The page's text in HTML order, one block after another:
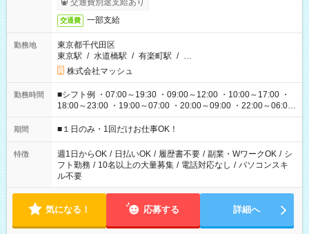
交通費別途支給あり
交通費 一部支給
勤務地
東京都千代田区
東京駅 / 水道橋駅 / 有楽町駅 / …
株式会社マッシュ
勤務時間
■シフト例 ・07:00～19:30 ・09:00～12:00 ・10:00～17:00 ・
18:00～23:00 ・19:00～07:00 ・20:00～09:00 ・22:00～06:00
etc ★最短で3時間で5,120円のお仕事から 15時間で2万円近く稼
げるお仕事も！ ご希望のお時間に合わせてご紹介！ ※シフトは
ください！
期間 ■１日のみ・1回だけお仕事OK！
特徴 週1日からOK / 日払いOK / 履歴書不要 / 副業・WワークOK / シ
フト勤務 / 10名以上の大量募集 / 電話対応なし / パソコンスキ
ル不要
気になる！ 応募する 詳細へ